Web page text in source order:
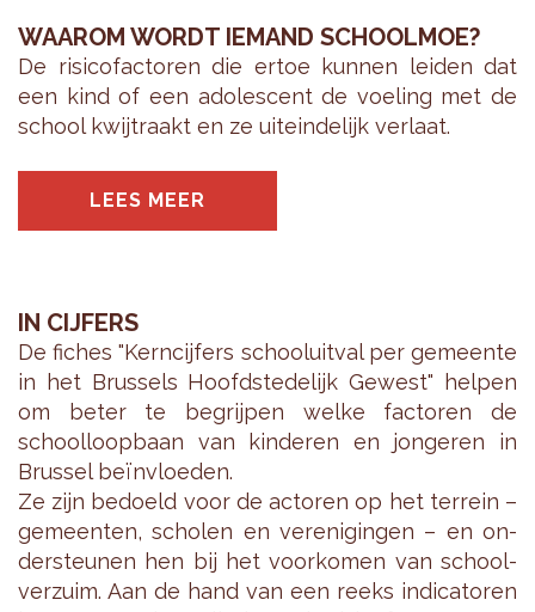
WAAROM WORDT IEMAND SCHOOLMOE?
De ri­si­co­fac­to­ren die ertoe kun­nen lei­den dat
een kind of een ado­les­cent de voe­ling met de
school kwijt­raakt en ze uit­ein­de­lijk ver­laat.
LEES MEER
IN CIJFERS
De fi­ches "Kern­cij­fers school­uit­val per ge­meen­te
in het Brus­sels Hoofd­ste­de­lijk Ge­west" hel­pen
om beter te be­grij­pen welke fac­to­ren de
school­loop­baan van kin­de­ren en jon­ge­ren in
Brus­sel beïnvloe­den.
Ze zijn be­doeld voor de ac­to­ren op het ter­rein –
ge­meen­ten, scho­len en ver­e­ni­gin­gen – en on­
der­steu­nen hen bij het voor­ko­men van school­
ver­zuim. Aan de hand van een reeks in­di­ca­to­ren